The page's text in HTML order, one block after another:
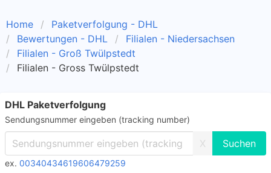
Home
Paketverfolgung - DHL
Bewertungen - DHL
Filialen - Niedersachsen
Filialen - Groß Twülpstedt
Filialen - Gross Twülpstedt
DHL Paketverfolgung
Sendungsnummer eingeben (tracking number)
X
ex. 00340434619606479259